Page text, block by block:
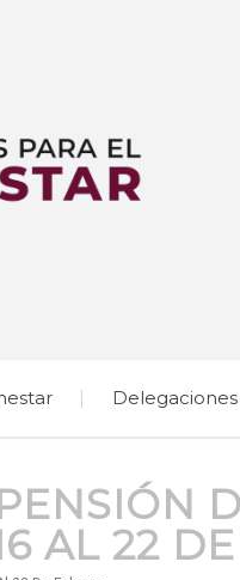
Delegaciones
AL 22